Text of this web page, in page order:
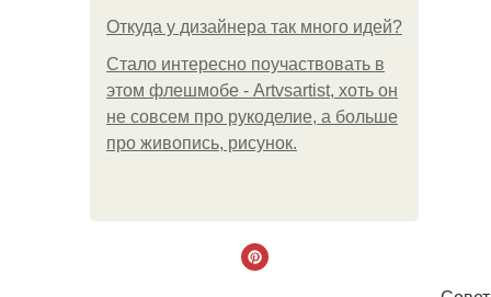
Откуда у дизайнера так много идей?
Стало интересно поучаствовать в
этом флешмобе - Artvsartist, хоть он
не совсем про рукоделие, а больше
про живопись, рисунок.